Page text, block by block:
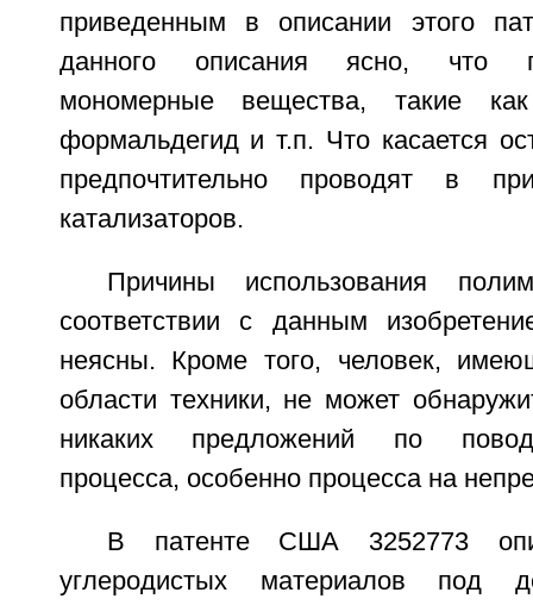
приведенным в описании этого
данного описания ясно, что
мономерные вещества, такие
формальдегид и т.п. Что касается
предпочтительно проводят в
катализаторов.
Причины использования
соответствии с данным
неясны. Кроме того, человек,
области техники, не может
никаких предложений по
процесса, особенно процесса на
В патенте США 3252773
углеродистых материалов под